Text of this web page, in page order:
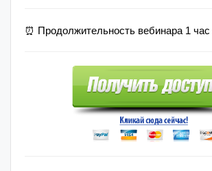
⏰ Продолжительность вебинара 1